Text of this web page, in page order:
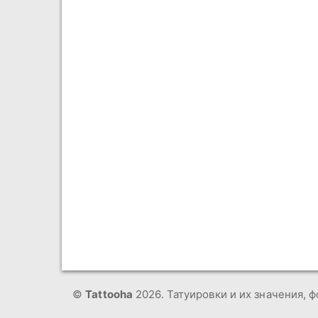
©Tattooha 2026. Татуировки и их значения,